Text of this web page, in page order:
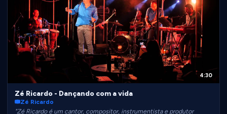
4:30
Zé Ricardo - Dançando com a vida
Zé Ricardo
"Zé Ricardo é um cantor, compositor, instrumentista e produtor